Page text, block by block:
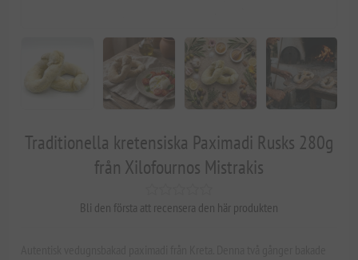
Traditionella kretensiska Paximadi Rusks 280g
från Xilofournos Mistrakis
Bli den första att recensera den här produkten